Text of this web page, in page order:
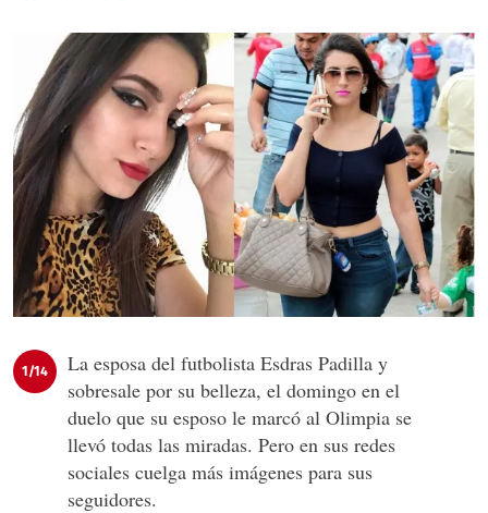
1/14
La esposa del futbolista Esdras Padilla y
sobresale por su belleza, el domingo en el
duelo que su esposo le marcó al Olimpia se
llevó todas las miradas. Pero en sus redes
sociales cuelga más imágenes para sus
seguidores.